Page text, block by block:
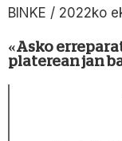
BINKE / 2022ko
«Asko
platerean jan